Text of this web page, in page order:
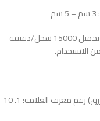
الاتصال: Pogo pin USB (خالي من محرك الأقراص)، تحميل 15000 سجل/دقيقة
موجه: الاهتزاز مع ضوء LED ملون (أحمر / أخضر / أزرق) رقم معرف العلامة: 1. 10